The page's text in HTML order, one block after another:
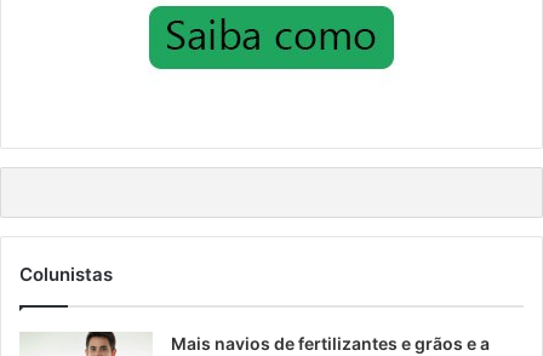
Colunistas
Mais navios de fertilizantes e grãos e a